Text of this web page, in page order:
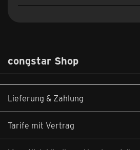
congstar Shop
Lieferung & Zahlung
Tarife mit Vertrag